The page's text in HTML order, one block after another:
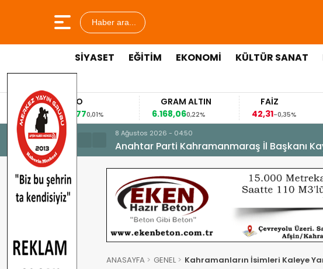
Haber ara...
SİYASET EĞİTİM EKONOMİ KÜLTÜR SANAT
EURO
53,8477
0,01%
GRAM ALTIN
6.168,06
0,22%
FAİZ
-0,35%
8 Ağustos 2026 - 04:50
Anahtar Parti Kahramanmaraş İl Başkanı
ANASAYFA GENEL Kahramanların İsimleri Kaleye